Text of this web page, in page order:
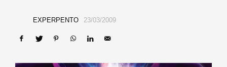
EXPERPENTO 23/03/2009